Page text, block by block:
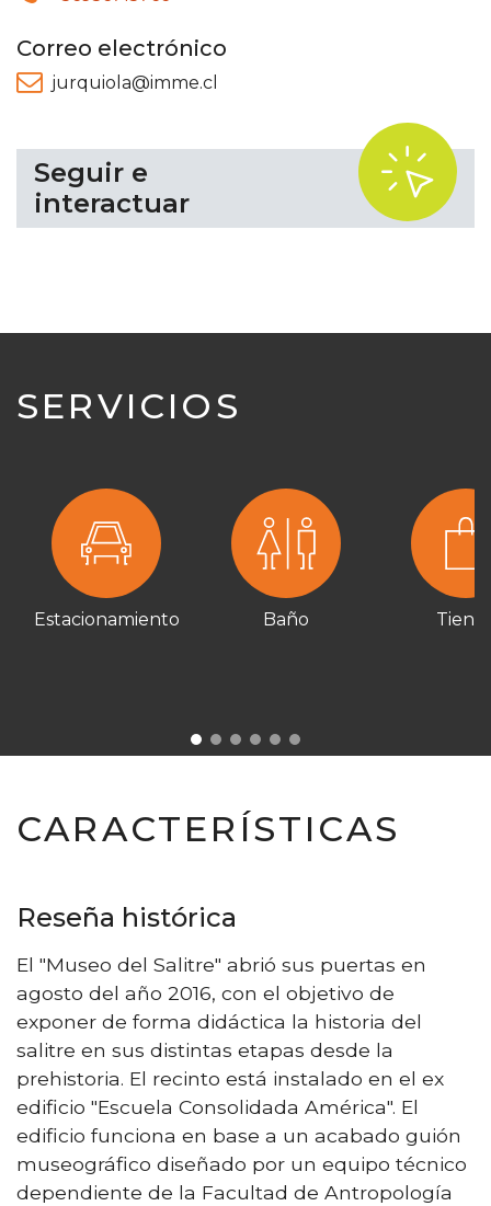
Correo electrónico
jurquiola@imme.cl
Seguir e
interactuar
.
SERVICIOS
Estacionamiento Baño
CARACTERÍSTICAS
Reseña histórica
El "Museo del Salitre" abrió sus puertas en
agosto del año 2016, con el objetivo de
exponer de forma didáctica la historia del
salitre en sus distintas etapas desde la
prehistoria. El recinto está instalado en el ex
edificio "Escuela Consolidada América". El
edificio funciona en base a un acabado guión
museográfico diseñado por un equipo técnico
dependiente de la Facultad de Antropología